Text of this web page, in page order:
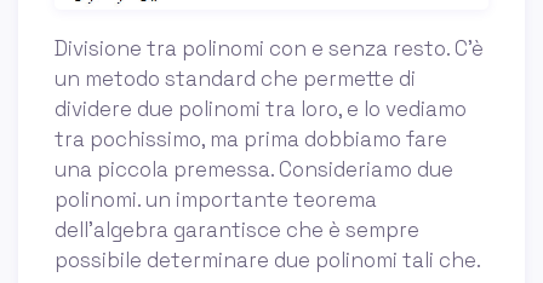
Divisione tra polinomi con e senza resto. C'è
un metodo standard che permette di
dividere due polinomi tra loro, e lo vediamo
tra pochissimo, ma prima dobbiamo fare
una piccola premessa. Consideriamo due
polinomi. un importante teorema
dell'algebra garantisce che è sempre
possibile determinare due polinomi tali che.